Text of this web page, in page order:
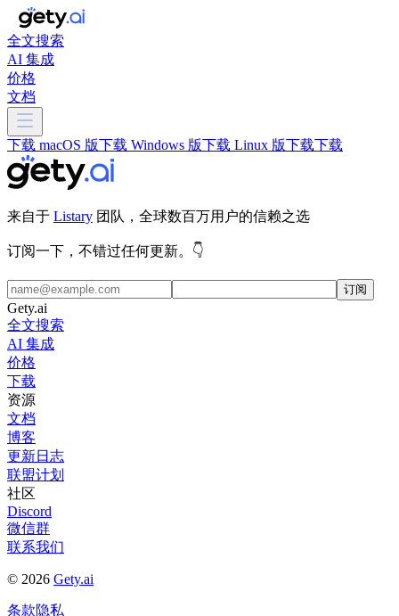
全文搜索
AI 集成
价格
文档
下载 macOS 版下载 Windows 版下载 Linux 版下载下载
来自于 Listary 团队，全球数百万用户的信赖之选
订阅一下，不错过任何更新。👇
订阅
Gety.ai
全文搜索
AI 集成
价格
下载
资源
文档
博客
更新日志
联盟计划
社区
Discord
微信群
联系我们
© 2026 Gety.ai
条款隐私